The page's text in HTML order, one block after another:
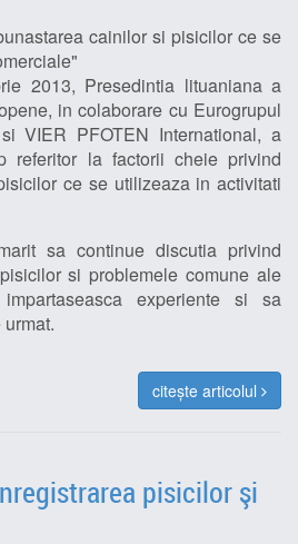
cainilor si pisicilor ce se
2013, Presedintia lituaniana a
in colaborare cu Eurogrupul
VIER PFOTEN International, a
referitor la factorii cheie privind
ce se utilizeaza in activitati
sa continue discutia privind
si problemele comune ale
experiente si sa
citește articolul
pisicilor şi